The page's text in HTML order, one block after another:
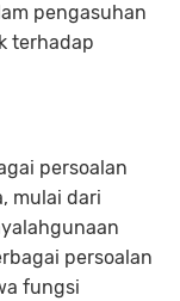
pengasuhan
terhadap
persoalan
mulai dari
persoalan
fungsi